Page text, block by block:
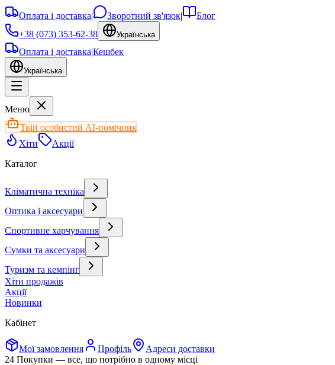
Оплата і доставка| Зворотний зв'язок|
Блог
+38 (073) 353-62-38
Українська
Оплата і доставка|Кешбек
Українська
Меню
Твій особистий AI-помічник
Хіти
Акції
Каталог
Кліматична техніка
Оптика і аксесуари
Спортивне харчування
Сумки та аксесуари
Туризм та кемпінг
Хіти продажів
Акції
Новинки
Кабінет
Мої замовлення Профіль
Адреси доставки
24 Покупки — все, що потрібно в одному місці